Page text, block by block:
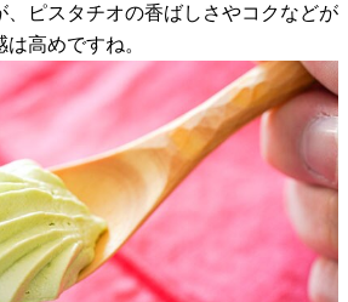
、ピスタチオの香ばしさやコクなどが
高めですね。